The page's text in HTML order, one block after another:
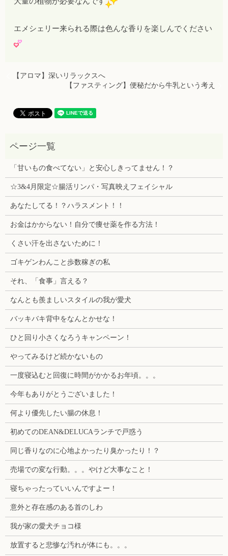
エメシェリー来られる際は色んな香りを楽しんでください
【アロマ】深いリラックスへ
【ファスティング】便秘だから牛乳という考え
「甘いもの食べてない」と安心しきってません！？
☆3&4月限定☆腸活リンパ・写真映えフェイシャル
あなたしてる！？ハラスメント！！
お金はかからない！自分で痩せ薬を作る方法！
くさい汗を出さないために！
ゴキゲンわんこと歩数稼ぎの私
それ、「食事」言える？
なんとも羨ましいスタイルの我が愛犬
バッキバキ背中をなんとかせな！
ひと回り小さくなろうキャンペーン！
やってみるけど続かないもの
一度寝込むと回復に時間がかかるお年頃。。。
今年もありがとうございました！
何より優先したい腸の休息！
初めてのDEAN&DELUCAランチで戸惑う
同じ香りなのに心地よかったり臭かったり！？
売場での変な行動。。。やけど大事なこと！
寝ちゃったっていいんですよー！
意外と存在感のある首のしわ
我が家の愛犬チョコ様
放置すると悲惨な汚れが体にも。。。